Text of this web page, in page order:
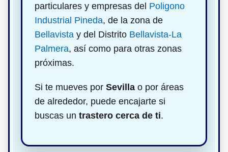
particulares y empresas del Poligono
Industrial Pineda, de la zona de
Bellavista y del Distrito Bellavista-La
Palmera, así como para otras zonas
próximas.
Si te mueves por Sevilla o por áreas
de alrededor, puede encajarte si
buscas un trastero cerca de ti.